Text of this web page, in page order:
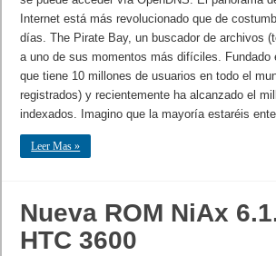
Internet está más revolucionado que de
días. The Pirate Bay, un buscador de archivos
a uno de sus momentos más difíciles. Fundado
que tiene 10 millones de usuarios en todo el
registrados) y recientemente ha alcanzado el
indexados. Imagino que la mayoría estaréis
Leer Mas »
Nueva ROM NiAx
HTC 3600